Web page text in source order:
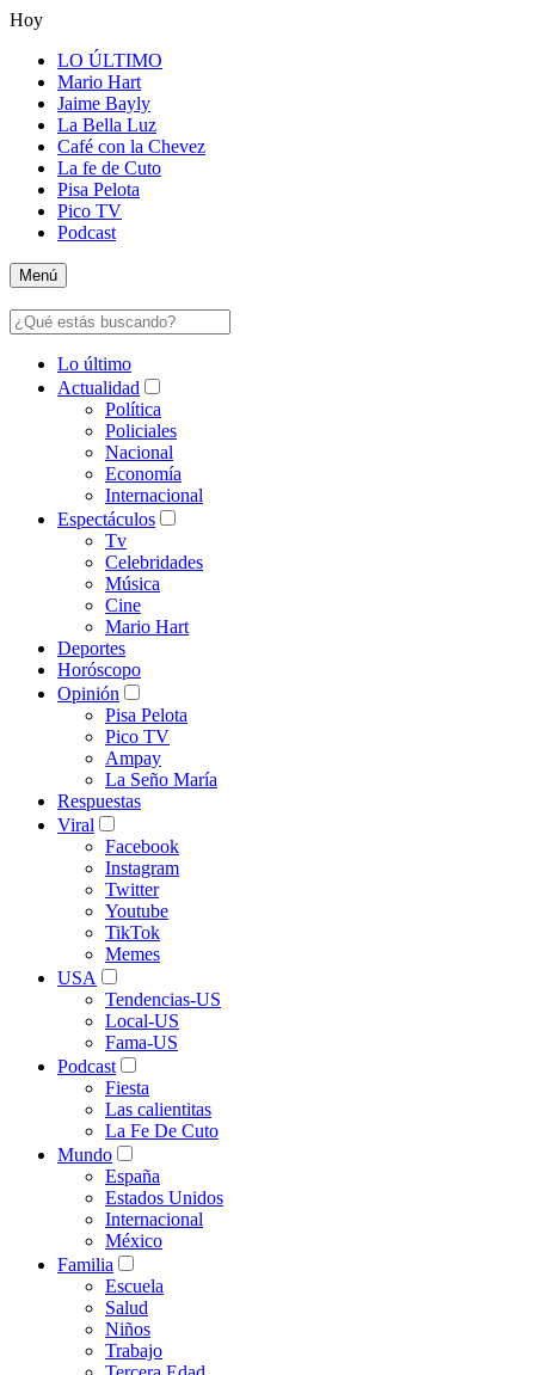
Hoy
LO ÚLTIMO
Mario Hart
Jaime Bayly
La Bella Luz
Café con la Chevez
La fe de Cuto
Pisa Pelota
Pico TV
Podcast
Menú
Lo último
Actualidad
Política
Policiales
Nacional
Economía
Internacional
Espectáculos
Tv
Celebridades
Música
Cine
Mario Hart
Deportes
Horóscopo
Opinión
Pisa Pelota
Pico TV
Ampay
La Seño María
Respuestas
Viral
Facebook
Instagram
Twitter
Youtube
TikTok
Memes
USA
Tendencias-US
Local-US
Fama-US
Podcast
Fiesta
Las calientitas
La Fe De Cuto
Mundo
España
Estados Unidos
Internacional
México
Familia
Escuela
Salud
Niños
Trabajo